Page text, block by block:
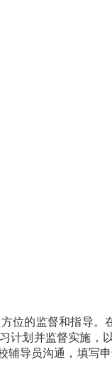
位的监督和指导。
划并监督实施，
导员沟通，填写